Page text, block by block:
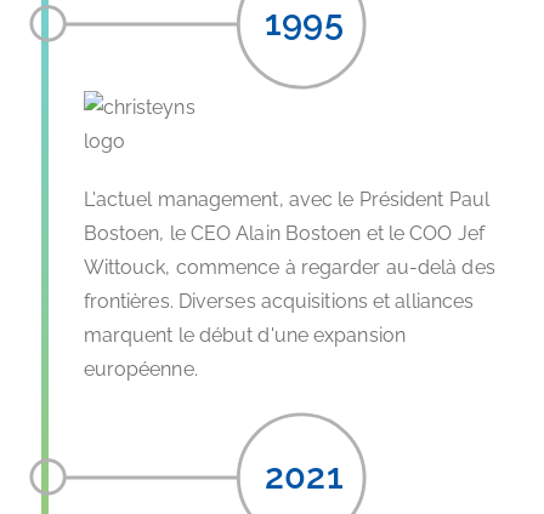
1995
L'actuel management, avec le Président Paul
Bostoen, le CEO Alain Bostoen et le COO Jef
Wittouck, commence à regarder au-delà des
frontières. Diverses acquisitions et alliances
marquent le début d'une expansion
européenne.
2021